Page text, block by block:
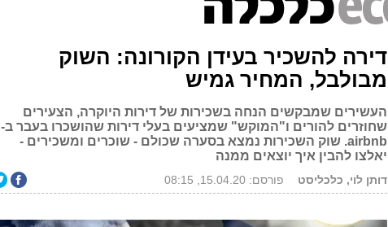
דירה להשכיר בעידן הקורונה: השוק
מבולבל, המחיר גמיש
העשירים שמבקשים הנחה בשכירות של דירות היוקרה, הצעירים
שחוזרים להורים ו"המוקש" שמציעים בעלי דירות שהושכרו בעבר ב-
airbnb. שוק השכירות נמצא בסערה שכולם - שוכרים ומשכירים -
יאלצו להבין איך יוצאים ממנה
דותן לוי, כלכליסט פורסם: 15.04.20, 08:15